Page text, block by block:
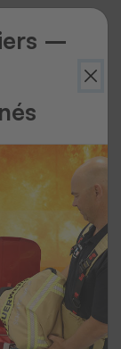
–